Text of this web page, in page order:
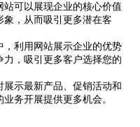
可以展现企业的核心价值
，从而吸引更多潜在客
利用网站展示企业的优势
，吸引更多客户选择您的
示最新产品、促销活动和
务开展提供更多机会。